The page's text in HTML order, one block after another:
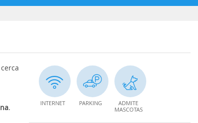
. INTERNET PARKING
ADMITE
MASCOTAS